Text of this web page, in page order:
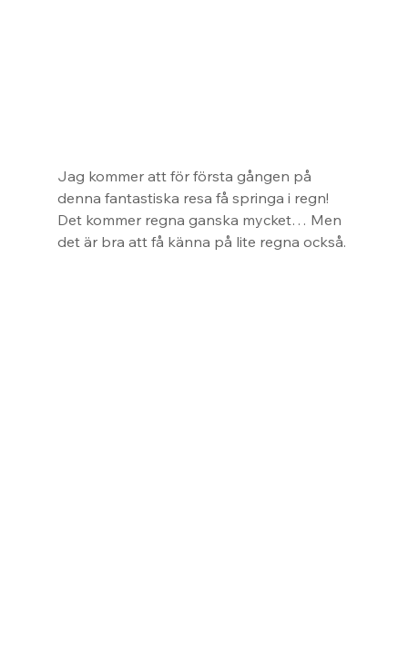
Jag kommer att för första gången på
denna fantastiska resa få springa i regn!
Det kommer regna ganska mycket… Men
det är bra att få känna på lite regna också.